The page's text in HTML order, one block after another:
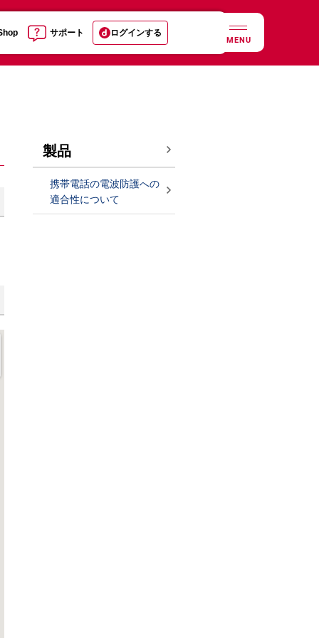
サポート ログインする
MENU
製品
携帯電話の電波防護への
適合性について